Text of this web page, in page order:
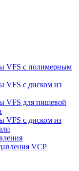
VFS c полимерным
VFS с диском из
VFS для пищевой
VFS с диском из
VCP